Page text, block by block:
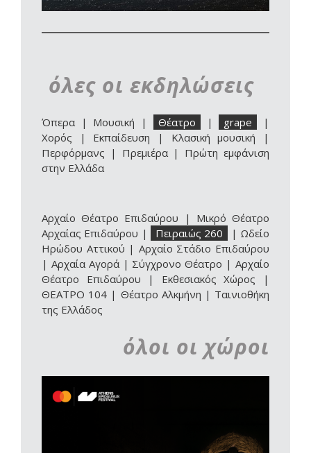
όλες οι εκδηλώσεις
Όπερα | Μουσική | Θέατρο | grape
|
Χορός | Εκπαίδευση | Κλασική μουσική |
Περφόρμανς | Πρεμιέρα| Πρώτη εμφάνιση
στην Ελλάδα
Αρχαίο Θέατρο Επιδαύρου | Μικρό Θέατρο
Αρχαίας Επιδαύρου | Πειραιώς 260 | Ωδείο
Ηρώδου Αττικού | Αρχαίο Στάδιο Επιδαύρου
| Αρχαία Αγορά| Σύγχρονο Θέατρο |Αρχαίο
Θέατρο Επιδαύρου | Εκθεσιακός Χώρος |
ΘΕΑΤΡΟ 104 | Θέατρο Αλκμήνη | Ταινιοθήκη
της Ελλάδος
όλοι οι χώροι